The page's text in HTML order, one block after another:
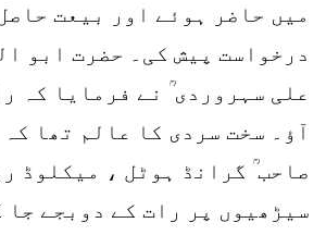
میں حاضر ہوئے اور بیعت
درخواست پیش کی۔ حضرت ابو
علی سہروردی ؒ نے فرمایا کہ
آؤ۔ سخت سردی کا عالم تھا
صاحب ؒ گرانڈ ہوٹل ، میکلوڈ
سیڑھیوں پر رات کے دوبجے جا